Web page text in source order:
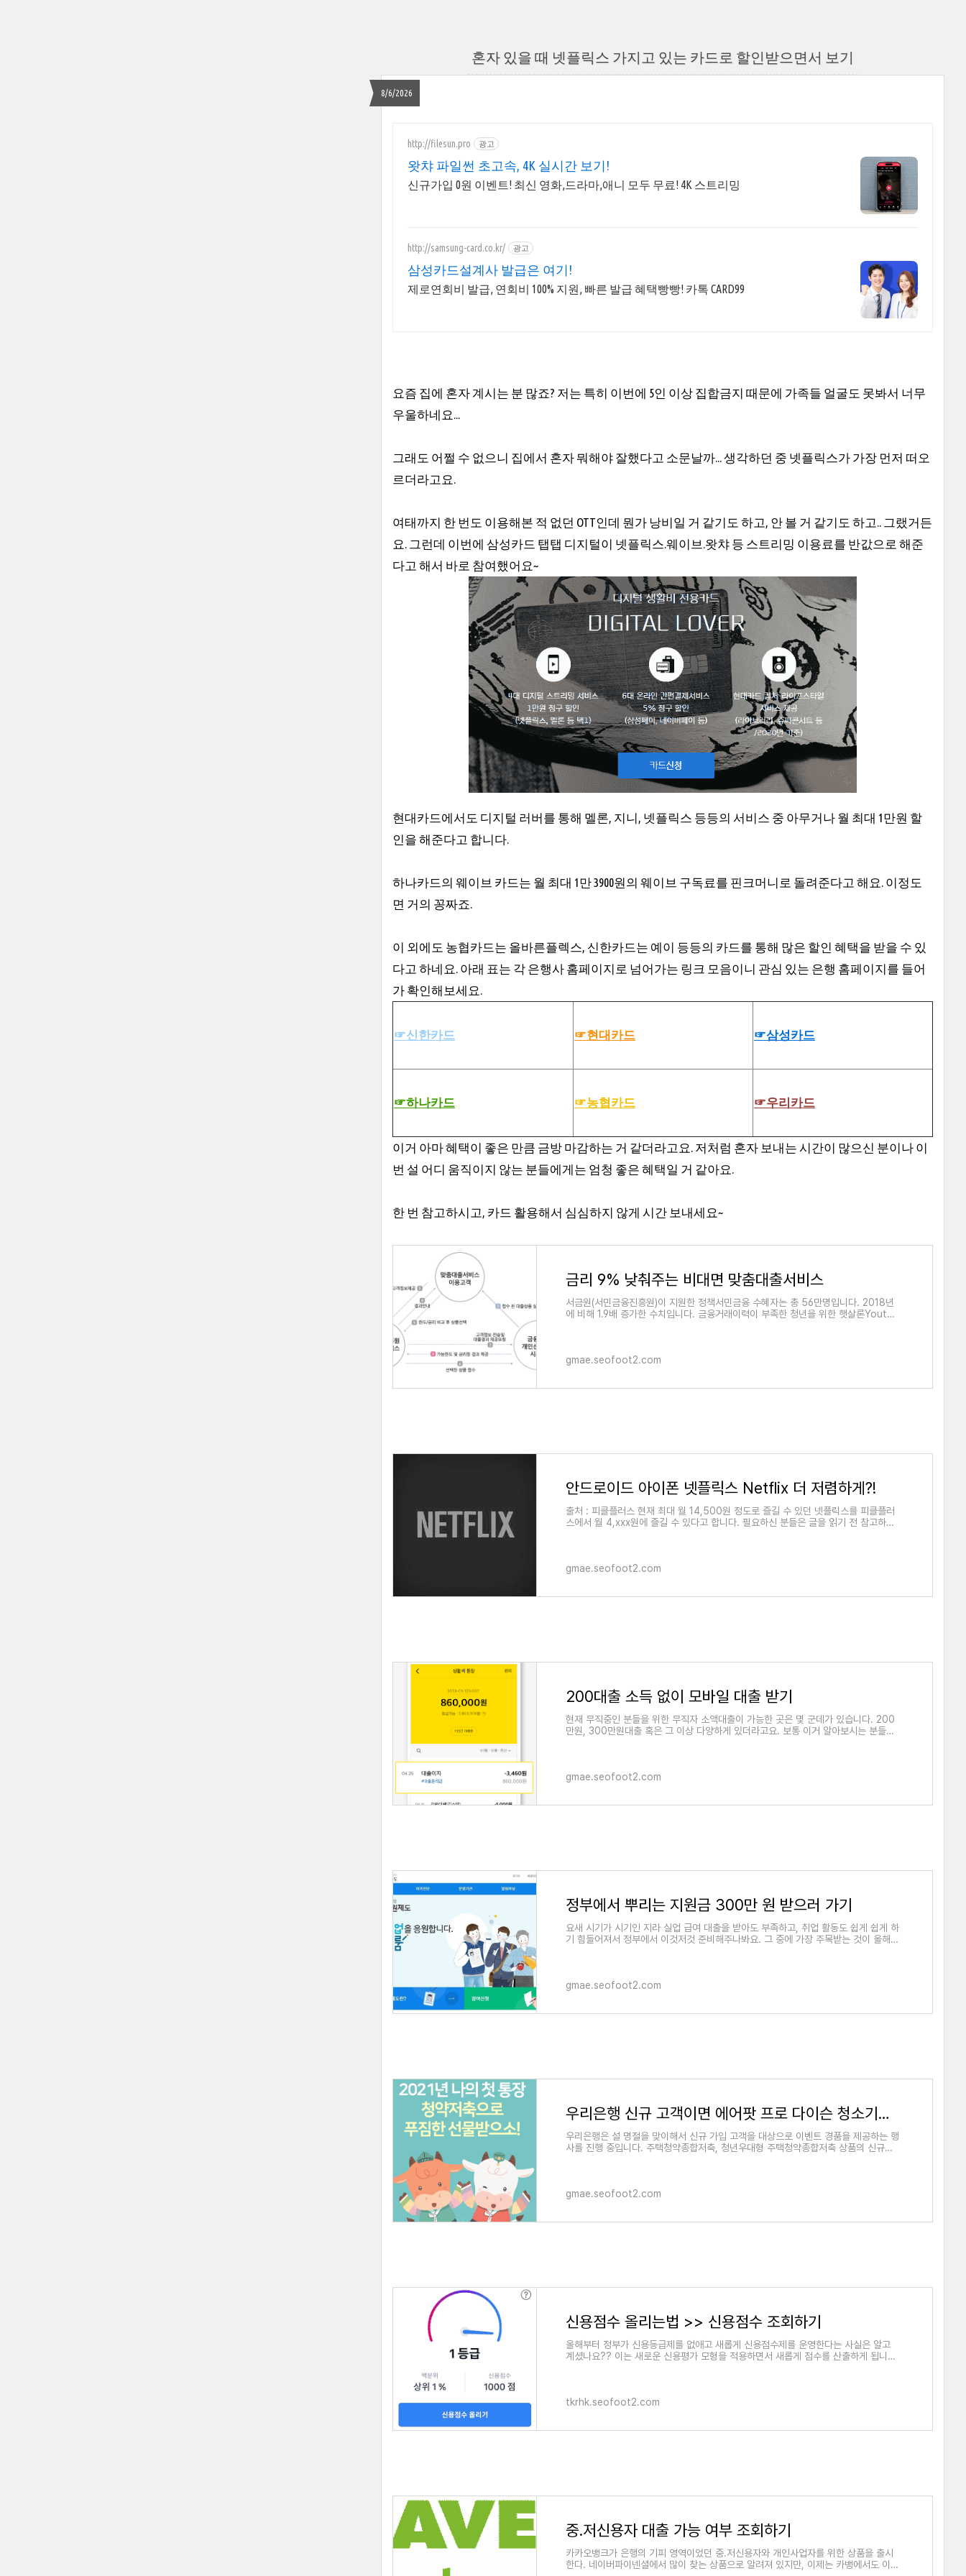
혼자 있을 때 넷플릭스 가지고 있는 카드로 할인받으면서 보기
8/6/2026
http://filesun.pro 광고
왓챠 파일썬 초고속, 4K 실시간 보기!
신규가입 0원 이벤트! 최신 영화,드라마,애니 모두 무료! 4K 스트리밍
http://samsung-card.co.kr/ 광고
삼성카드설계사 발급은 여기!
제로연회비 발급, 연회비 100% 지원, 빠른 발급 혜택빵빵! 카톡 CARD99
요즘 집에 혼자 계시는 분 많죠? 저는 특히 이번에 5인 이상 집합금지 때문에 가족들 얼굴도 못봐서 너무
우울하네요...
그래도 어쩔 수 없으니 집에서 혼자 뭐해야 잘했다고 소문날까... 생각하던 중 넷플릭스가 가장 먼저 떠오
르더라고요.
여태까지 한 번도 이용해본 적 없던 OTT인데 뭔가 낭비일 거 같기도 하고, 안 볼 거 같기도 하고.. 그랬거든
요. 그런데 이번에 삼성카드 탭탭 디지털이 넷플릭스.웨이브.왓챠 등 스트리밍 이용료를 반값으로 해준
다고 해서 바로 참여했어요~
현대카드에서도 디지털 러버를 통해 멜론, 지니, 넷플릭스 등등의 서비스 중 아무거나 월 최대 1만원 할
인을 해준다고 합니다.
하나카드의 웨이브 카드는 월 최대 1만 3900원의 웨이브 구독료를 핀크머니로 돌려준다고 해요. 이정도
면 거의 꽁짜죠.
이 외에도 농협카드는 올바른플렉스, 신한카드는 예이 등등의 카드를 통해 많은 할인 혜택을 받을 수 있
다고 하네요. 아래 표는 각 은행사 홈페이지로 넘어가는 링크 모음이니 관심 있는 은행 홈페이지를 들어
가 확인해보세요.
☞신한카드 ☞현대카드 ☞삼성카드
☞하나카드 ☞농협카드 ☞우리카드
이거 아마 혜택이 좋은 만큼 금방 마감하는 거 같더라고요. 저처럼 혼자 보내는 시간이 많으신 분이나 이
번 설 어디 움직이지 않는 분들에게는 엄청 좋은 혜택일 거 같아요.
한 번 참고하시고, 카드 활용해서 심심하지 않게 시간 보내세요~
금리 9% 낮춰주는 비대면 맞춤대출서비스
서금원(서민금융진흥원)이 지원한 정책서민금융 수혜자는 총 56만명입니다. 2018년
에 비해 1.9배 증가한 수치입니다. 금융거래이력이 부족한 청년을 위한 햇살론Youth
gmae.seofoot2.com
안드로이드 아이폰 넷플릭스 Netflix 더 저렴하게?!
출처 : 피클플러스 현재 최대 월 14,500원 정도로 즐길 수 있던 넷플릭스를 피클플러
스에서 월 4,xxx원에 즐길 수 있다고 합니다. 필요하신 분들은 글을 읽기 전 참고하시
gmae.seofoot2.com
200대출 소득 없이 모바일 대출 받기
현재 무직중인 분들을 위한 무직자 소액대출이 가능한 곳은 몇 군데가 있습니다. 200
만원, 300만원대출 혹은 그 이상 다양하게 있더라고요. 보통 이거 알아보시는 분들은
gmae.seofoot2.com
정부에서 뿌리는 지원금 300만 원 받으러 가기
요새 시기가 시기인 지라 실업 급여 대출을 받아도 부족하고, 취업 활동도 쉽게 쉽게 하
기 힘들어져서 정부에서 이것저것 준비해주나봐요. 그 중에 가장 주목받는 것이 올해 1
gmae.seofoot2.com
우리은행 신규 고객이면 에어팟 프로 다이슨 청소기가 공짜
우리은행은 설 명절을 맞이해서 신규 가입 고객을 대상으로 이벤트 경품을 제공하는 행
사를 진행 중입니다. 주택청약종합저축, 청년우대형 주택청약종합저축 상품의 신규가
gmae.seofoot2.com
신용점수 올리는법 >> 신용점수 조회하기
올해부터 정부가 신용등급제를 없애고 새롭게 신용점수제를 운영한다는 사실은 알고
계셨나요?? 이는 새로운 신용평가 모형을 적용하면서 새롭게 점수를 산출하게 됩니다.
tkrhk.seofoot2.com
중.저신용자 대출 가능 여부 조회하기
카카오뱅크가 은행의 기피 영역이었던 중.저신용자와 개인사업자를 위한 상품을 출시
한다. 네이버파이넨셜에서 많이 찾는 상품으로 알려져 있지만, 이제는 카뱅에서도 이러